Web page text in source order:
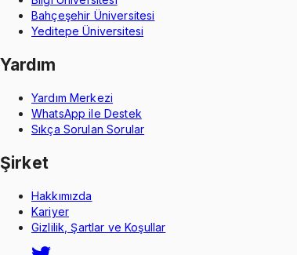
Bahçeşehir Üniversitesi
Yeditepe Üniversitesi
Yardım
Yardım Merkezi
WhatsApp ile Destek
Sıkça Sorulan Sorular
Şirket
Hakkımızda
Kariyer
Gizlilik, Şartlar ve Koşullar